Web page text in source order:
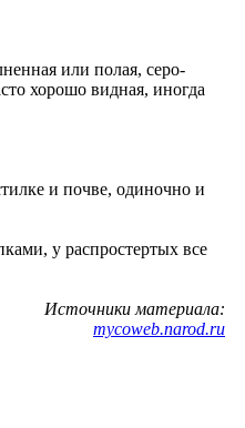
или полая, серо-
хорошо видная, иногда
и почве, одиночно и
у распростертых все
Источники материала:
mycoweb.narod.ru